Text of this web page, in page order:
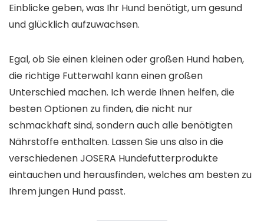
Einblicke geben, was Ihr Hund benötigt, um gesund
und glücklich aufzuwachsen.
Egal, ob Sie einen kleinen oder großen Hund haben,
die richtige Futterwahl kann einen großen
Unterschied machen. Ich werde Ihnen helfen, die
besten Optionen zu finden, die nicht nur
schmackhaft sind, sondern auch alle benötigten
Nährstoffe enthalten. Lassen Sie uns also in die
verschiedenen JOSERA Hundefutterprodukte
eintauchen und herausfinden, welches am besten zu
Ihrem jungen Hund passt.